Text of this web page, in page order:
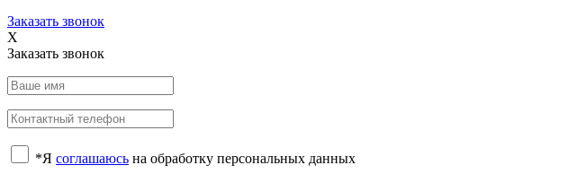
Заказать звонок
X
Заказать звонок
*Я соглашаюсь на обработку персональных данных